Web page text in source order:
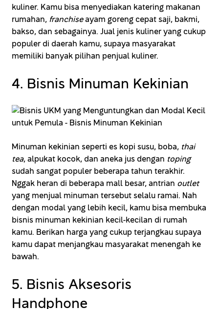
kuliner. Kamu bisa menyediakan katering makanan
rumahan, franchiseayam goreng cepat saji, bakmi,
bakso, dan sebagainya. Jual jenis kuliner yang cukup
populer di daerah kamu, supaya masyarakat
memiliki banyak pilihan penjual kuliner.
4. Bisnis Minuman Kekinian
Minuman kekinian seperti es kopi susu, boba, thai
tea, alpukat kocok, dan aneka jus dengan toping
sudah sangat populer beberapa tahun terakhir.
Nggak heran di beberapa mall besar, antrian outlet
yang menjual minuman tersebut selalu ramai. Nah
dengan modal yang lebih kecil, kamu bisa membuka
bisnis minuman kekinian kecil-kecilan di rumah
kamu. Berikan harga yang cukup terjangkau supaya
kamu dapat menjangkau masyarakat menengah ke
bawah.
5. Bisnis Aksesoris
Handphone